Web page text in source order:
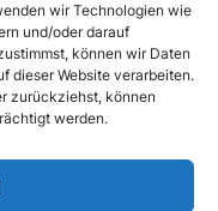
wir Technologien wie
und/oder darauf
können wir Daten
dieser Website verarbeiten.
zurückziehst, können
werden.